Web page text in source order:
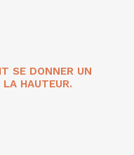
SE DONNER UN
LA HAUTEUR.